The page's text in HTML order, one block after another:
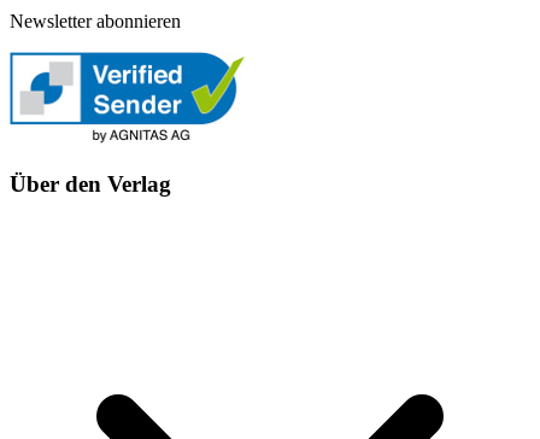
Newsletter abonnieren
Über den Verlag